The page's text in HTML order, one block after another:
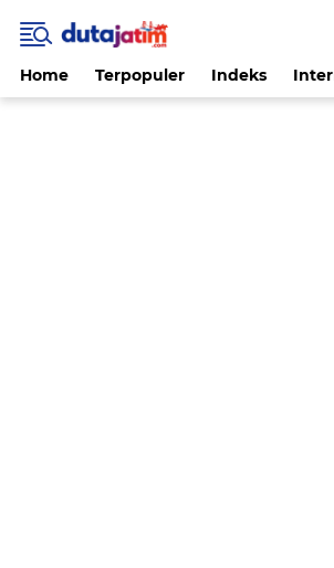
Home Terpopuler Indeks